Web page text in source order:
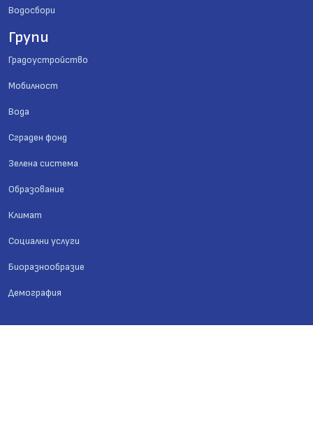
Водосбори
Групи
Градоустройство
Мобилност
Вода
Сграден фонд
Зелена система
Образование
Климат
Социални услуги
Биоразнообразие
Демография